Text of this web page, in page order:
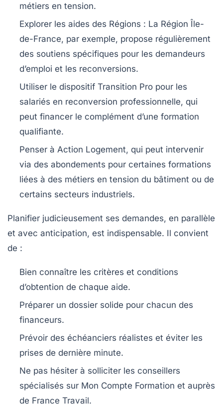
métiers en tension.
Explorer les aides des Régions : La Région Île-
de-France, par exemple, propose régulièrement
des soutiens spécifiques pour les demandeurs
d’emploi et les reconversions.
Utiliser le dispositif Transition Pro pour les
salariés en reconversion professionnelle, qui
peut financer le complément d’une formation
qualifiante.
Penser à Action Logement, qui peut intervenir
via des abondements pour certaines formations
liées à des métiers en tension du bâtiment ou de
certains secteurs industriels.
Planifier judicieusement ses demandes, en parallèle
et avec anticipation, est indispensable. Il convient
de :
Bien connaître les critères et conditions
d’obtention de chaque aide.
Préparer un dossier solide pour chacun des
financeurs.
Prévoir des échéanciers réalistes et éviter les
prises de dernière minute.
Ne pas hésiter à solliciter les conseillers
spécialisés sur Mon Compte Formation et auprès
de France Travail.